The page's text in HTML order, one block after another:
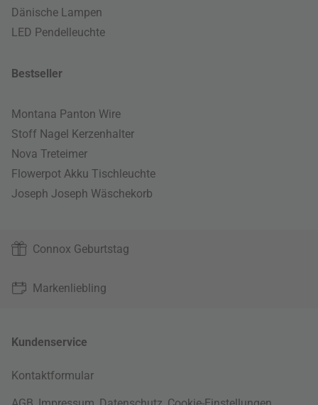
Dänische Lampen
LED Pendelleuchte
Bestseller
Montana Panton Wire
Stoff Nagel Kerzenhalter
Nova Treteimer
Flowerpot Akku Tischleuchte
Joseph Joseph Wäschekorb
Connox Geburtstag
Markenliebling
Kundenservice
Kontaktformular